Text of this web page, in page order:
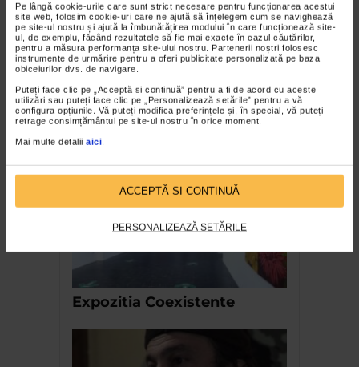
Pe lângă cookie-urile care sunt strict necesare pentru funcționarea acestui
site web, folosim cookie-uri care ne ajută să înțelegem cum se navighează
pe site-ul nostru și ajută la îmbunătățirea modului în care funcționează site-
ul, de exemplu, făcând rezultatele să fie mai exacte în cazul căutărilor,
pentru a măsura performanța site-ului nostru. Partenerii noștri folosesc
instrumente de urmărire pentru a oferi publicitate personalizată pe baza
obiceiurilor dvs. de navigare.
Puteți face clic pe „Acceptă si continuă” pentru a fi de acord cu aceste
utilizări sau puteți face clic pe „Personalizează setările” pentru a vă
configura opțiunile. Vă puteți modifica preferințele și, în special, vă puteți
retrage consimțământul pe site-ul nostru în orice moment.
Mai multe detalii aici.
ACCEPTĂ SI CONTINUĂ
PERSONALIZEAZĂ SETĂRILE
ALTE MATERIALE
MNAR – EVOCARE DOINA PAULEANU
2.949 vizualizari
Expozitia Coexistente